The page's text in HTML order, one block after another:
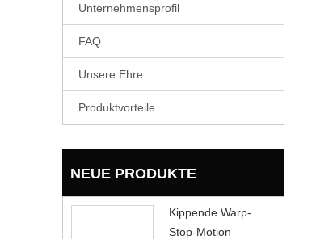
Unternehmensprofil
FAQ
Unsere Ehre
Produktvorteile
NEUE PRODUKTE
Kippende Warp-
Stop-Motion